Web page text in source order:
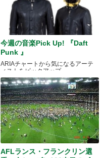
今週の音楽Pick Up! 『Daft
Punk 』
ARIAチャートから気になるアーテ
ィストをピックアップ
AFLランス・フランクリン選